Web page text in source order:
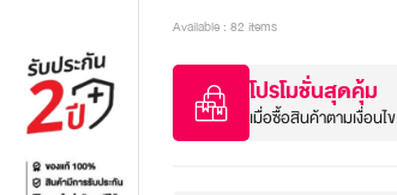
Available : 82 items
โปรโมชั่นสุดคุ้ม
เมื่อซื้อสินค้าตามเงื่อนไข